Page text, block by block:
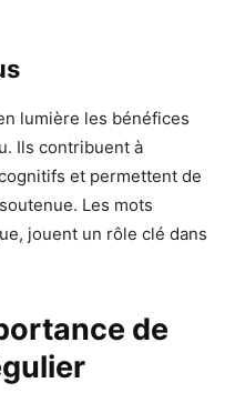
lumière les bénéfices
Ils contribuent à
et permettent de
Les mots
jouent un rôle clé dans
de